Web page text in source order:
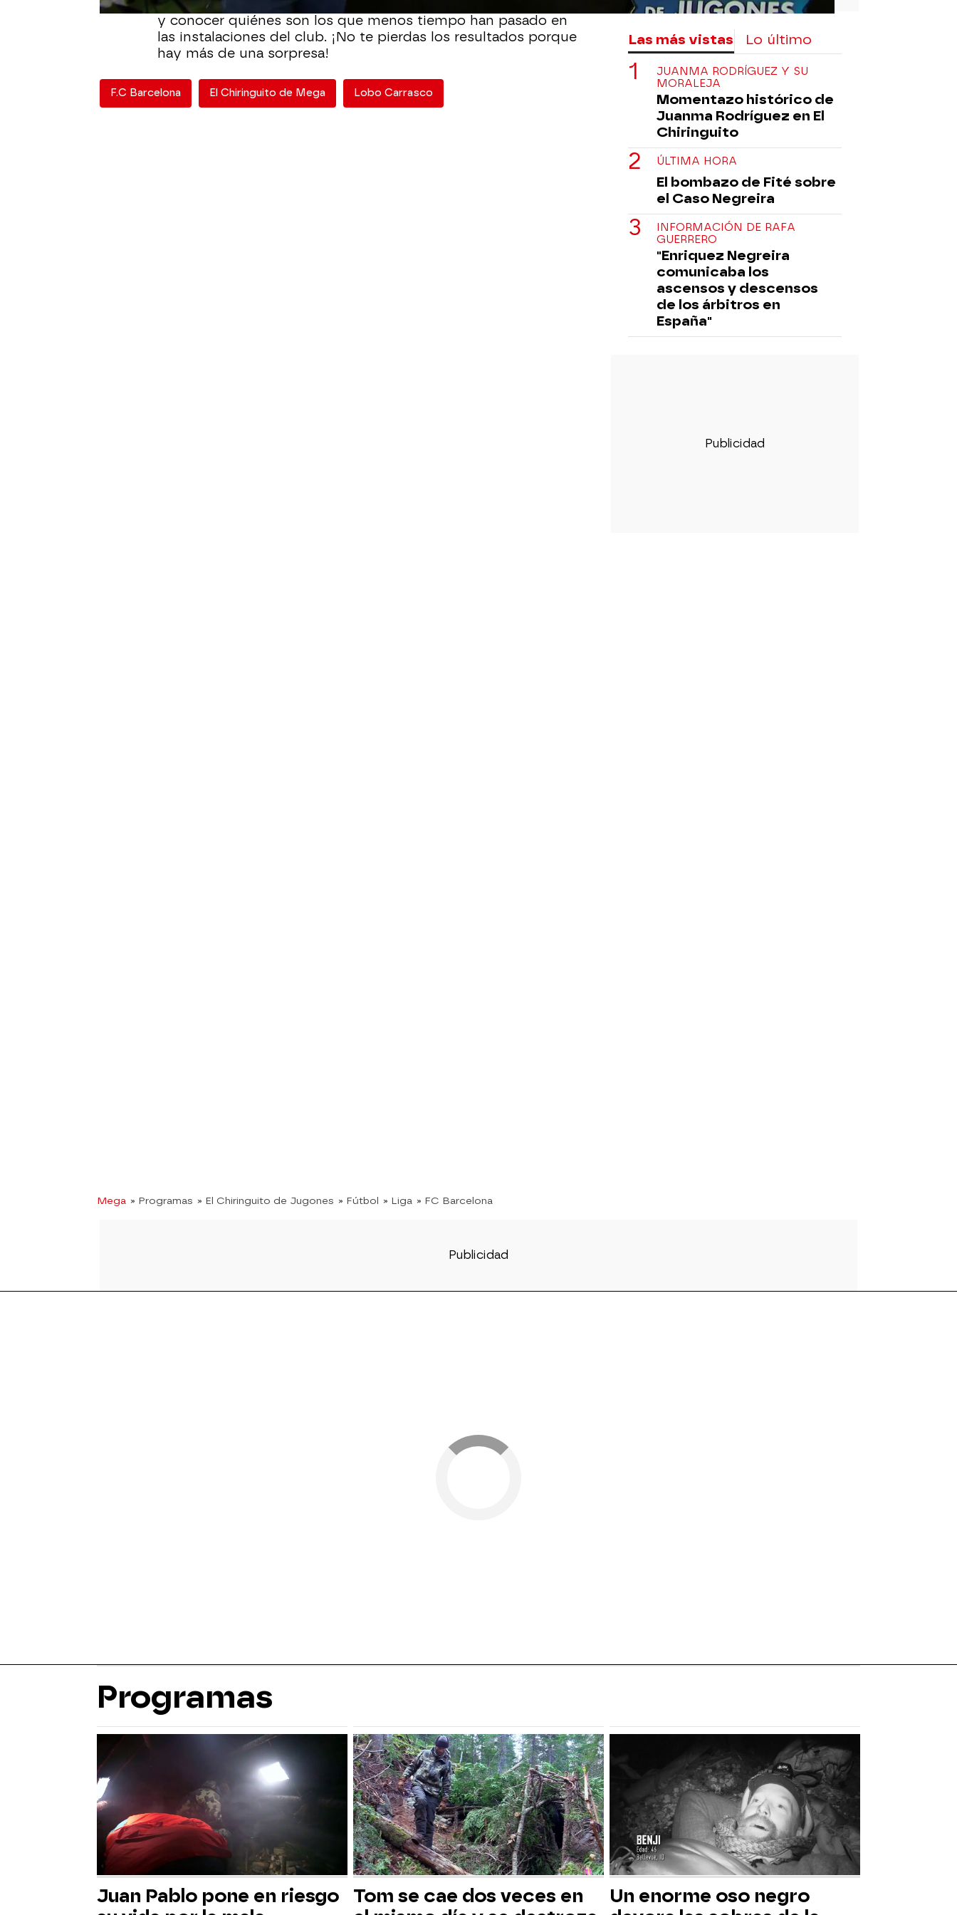
presenciar la hora de entrada y salida de todos los futbolistas
y conocer quiénes son los que menos tiempo han pasado en
las instalaciones del club. ¡No te pierdas los resultados porque
hay más de una sorpresa!
F.C Barcelona El Chiringuito de Mega Lobo Carrasco
Mega » Programas » El Chiringuito de Jugones » Fútbol » Liga » FC Barcelona
Las más vistas Lo último
JUANMA RODRÍGUEZ Y SU
MORALEJA
Momentazo histórico de
Juanma Rodríguez en El
Chiringuito
ÚLTIMA HORA
El bombazo de Fité sobre
el Caso Negreira
INFORMACIÓN DE RAFA
GUERRERO
"Enriquez Negreira
comunicaba los
ascensos y descensos
de los árbitros en
España"
Programas
Juan Pablo pone en riesgo
Tom se cae dos veces en
Un enorme oso negro